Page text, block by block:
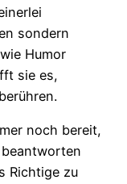
sondern
Humor
sie es,
noch bereit,
Richtige zu